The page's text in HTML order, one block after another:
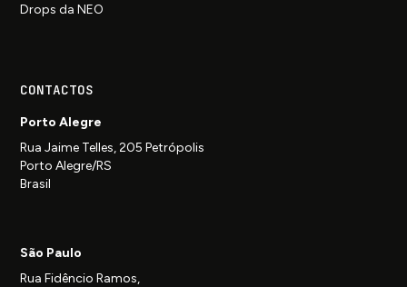
Drops da NEO
CONTACTOS
Porto Alegre
Rua Jaime Telles, 205 Petrópolis
Porto Alegre/RS
Brasil
São Paulo
Rua Fidêncio Ramos,